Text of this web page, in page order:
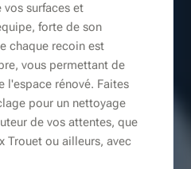
vos surfaces et
forte de son
chaque recoin est
vous permettant de
l'espace rénové. Faites
pour un nettoyage
de vos attentes, que
Trouet ou ailleurs, avec